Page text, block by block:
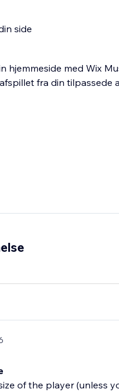
side
med Wix Music-appen.
fra din tilpassede
of the player (unless